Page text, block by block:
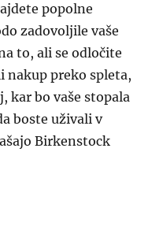
popolne
zadovoljile vaše
to, ali se odločite
nakup preko spleta,
kar bo vaše stopala
boste uživali v
Birkenstock